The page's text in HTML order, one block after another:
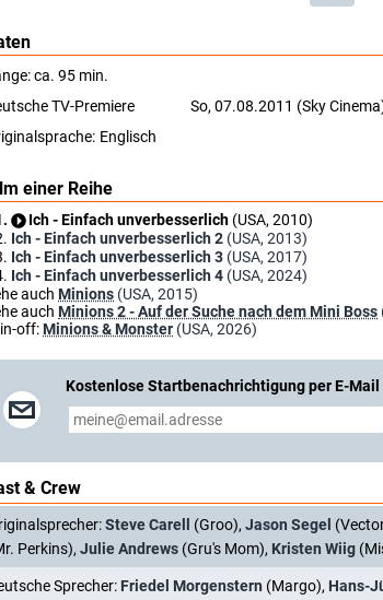
ca. 95 min.
TV-Premiere
So, 07.08.2011 (Sky
Englisch
einer Reihe
Ich - Einfach unverbesserlich (USA, 2010)
Ich - Einfach unverbesserlich 2 (USA, 2013)
Ich - Einfach unverbesserlich 3 (USA, 2017)
Ich - Einfach unverbesserlich 4 (USA, 2024)
auch Minions (USA, 2015)
auch Minions 2 - Auf der Suche nach dem Mini Boss
off:Minions & Monster (USA, 2026)
Kostenlose Startbenachrichtigung per E-Mail
& Crew
Steve Carell (Groo), Jason Segel
Perkins), Julie Andrews (Gru's Mom), Kristen Wiig
Sprecher: Friedel Morgenstern (Margo), Hans-